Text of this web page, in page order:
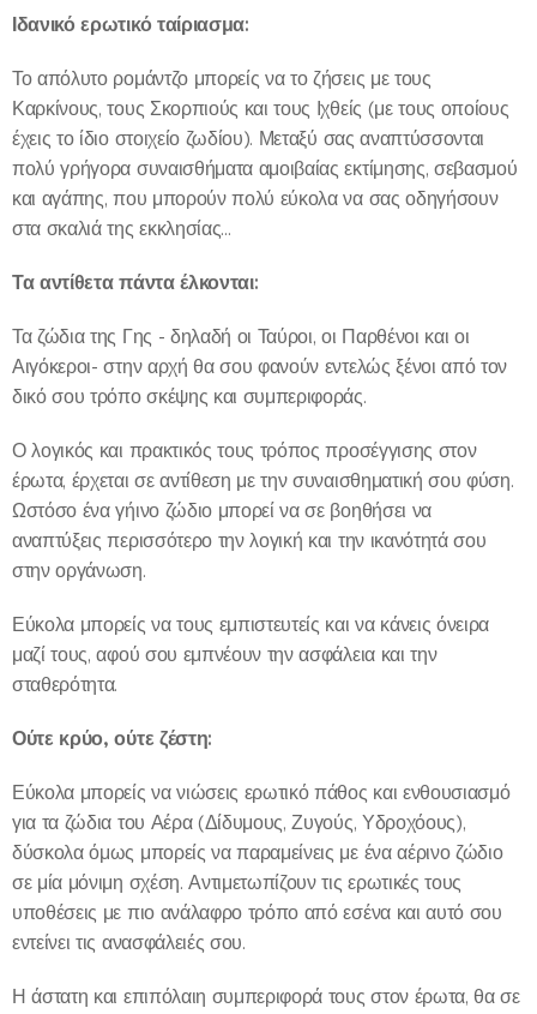
Ιδανικό ερωτικό ταίριασμα:
Το απόλυτο ρομάντζο μπορείς να το ζήσεις με τους
Καρκίνους, τους Σκορπιούς και τους Ιχθείς (με τους οποίους
έχεις το ίδιο στοιχείο ζωδίου). Μεταξύ σας αναπτύσσονται
πολύ γρήγορα συναισθήματα αμοιβαίας εκτίμησης, σεβασμού
και αγάπης, που μπορούν πολύ εύκολα να σας οδηγήσουν
στα σκαλιά της εκκλησίας...
Τα αντίθετα πάντα έλκονται:
Τα ζώδια της Γης - δηλαδή οι Ταύροι, οι Παρθένοι και οι
Αιγόκεροι- στην αρχή θα σου φανούν εντελώς ξένοι από τον
δικό σου τρόπο σκέψης και συμπεριφοράς.
Ο λογικός και πρακτικός τους τρόπος προσέγγισης στον
έρωτα, έρχεται σε αντίθεση με την συναισθηματική σου φύση.
Ωστόσο ένα γήινο ζώδιο μπορεί να σε βοηθήσει να
αναπτύξεις περισσότερο την λογική και την ικανότητά σου
στην οργάνωση.
Εύκολα μπορείς να τους εμπιστευτείς και να κάνεις όνειρα
μαζί τους, αφού σου εμπνέουν την ασφάλεια και την
σταθερότητα.
Ούτε κρύο, ούτε ζέστη:
Εύκολα μπορείς να νιώσεις ερωτικό πάθος και ενθουσιασμό
για τα ζώδια του Αέρα (Δίδυμους, Ζυγούς, Υδροχόους),
δύσκολα όμως μπορείς να παραμείνεις με ένα αέρινο ζώδιο
σε μία μόνιμη σχέση. Αντιμετωπίζουν τις ερωτικές τους
υποθέσεις με πιο ανάλαφρο τρόπο από εσένα και αυτό σου
εντείνει τις ανασφάλειές σου.
Η άστατη και επιπόλαιη συμπεριφορά τους στον έρωτα, θα σε